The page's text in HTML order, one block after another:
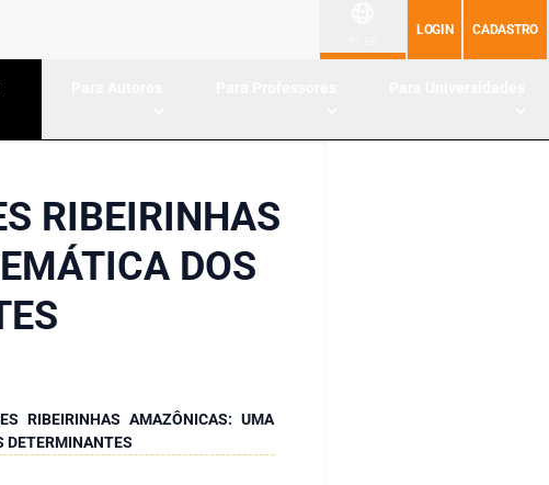
LOGIN CADASTRO
RIBEIRINHAS
DOS
RIBEIRINHAS AMAZÔNICAS: UMA
DETERMINANTES